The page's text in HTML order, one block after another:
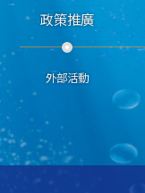
政策推廣
外部活動